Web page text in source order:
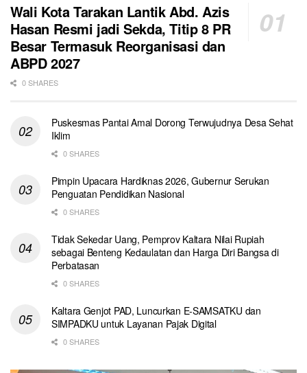
Wali Kota Tarakan Lantik Abd. Azis
Hasan Resmi jadi Sekda, Titip 8 PR
Besar Termasuk Reorganisasi dan
ABPD 2027
0 SHARES
Puskesmas Pantai Amal Dorong Terwujudnya Desa Sehat
Iklim
0 SHARES
Pimpin Upacara Hardiknas 2026, Gubernur Serukan
Penguatan Pendidikan Nasional
0 SHARES
Tidak Sekedar Uang, Pemprov Kaltara Nilai Rupiah
sebagai Benteng Kedaulatan dan Harga Diri Bangsa di
Perbatasan
0 SHARES
Kaltara Genjot PAD, Luncurkan E-SAMSATKU dan
SIMPADKU untuk Layanan Pajak Digital
0 SHARES